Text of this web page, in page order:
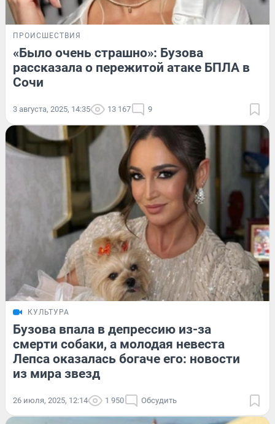
ПРОИСШЕСТВИЯ
«Было очень страшно»: Бузова
рассказала о пережитой атаке БПЛА в
Сочи
3 августа, 2025, 14:35 13 167 9
КУЛЬТУРА
Бузова впала в депрессию из-за
смерти собаки, а молодая невеста
Лепса оказалась богаче его: новости
из мира звезд
26 июля, 2025, 12:14 1 950 Обсудить